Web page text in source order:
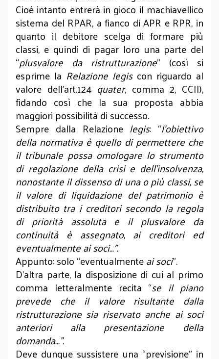
Cioè intanto entrerà in gioco il machiavellico
sistema del RPAR, a fianco di APR e RPR, in
quanto il debitore scelga di formare più
classi, e quindi di pagar loro una parte del
“plusvalore da ristrutturazione” (così si
esprime la Relazione legiscon riguardo al
valore dell’art.124 quater, comma 2, CCII),
fidando così che la sua proposta abbia
maggiori possibilità di successo.
Sempre dalla Relazione legis: “l’obiettivo
della normativa è quello di permettere che
il tribunale possa omologare lo strumento
di regolazione della crisi e dell’insolvenza,
nonostante il dissenso di una o più classi, se
il valore di liquidazione del patrimonio è
distribuito tra i creditori secondo la regola
di priorità assoluta e il plusvalore da
continuità è assegnato, ai creditori ed
eventualmente ai soci…”.
Appunto: solo “eventualmenteai soci”.
D’altra parte, la disposizione di cui al primo
comma letteralmente recita “se il piano
prevede che il valore risultante dalla
ristrutturazione sia riservato anche ai soci
anteriori alla presentazione della
domanda…”.
Deve dunque sussistere una “previsione” in